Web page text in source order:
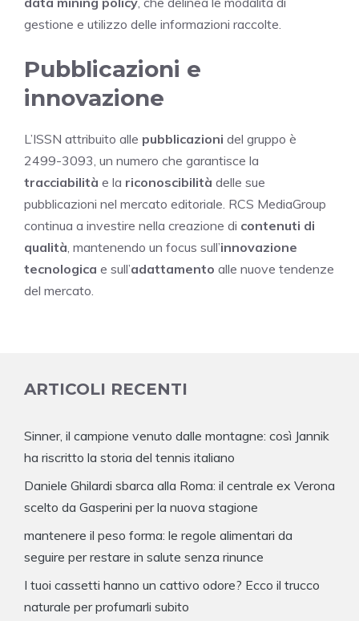
gestione e utilizzo delle informazioni raccolte.
Pubblicazioni e
innovazione
L’ISSN attribuito alle pubblicazioni del gruppo è
2499-3093, un numero che garantisce la
tracciabilità e la riconoscibilità delle sue
pubblicazioni nel mercato editoriale. RCS MediaGroup
continua a investire nella creazione di contenuti di
qualità, mantenendo un focus sull’innovazione
tecnologica e sull’adattamento alle nuove tendenze
del mercato.
ARTICOLI RECENTI
Sinner, il campione venuto dalle montagne: così Jannik
ha riscritto la storia del tennis italiano
Daniele Ghilardi sbarca alla Roma: il centrale ex Verona
scelto da Gasperini per la nuova stagione
mantenere il peso forma: le regole alimentari da
seguire per restare in salute senza rinunce
I tuoi cassetti hanno un cattivo odore? Ecco il trucco
naturale per profumarli subito